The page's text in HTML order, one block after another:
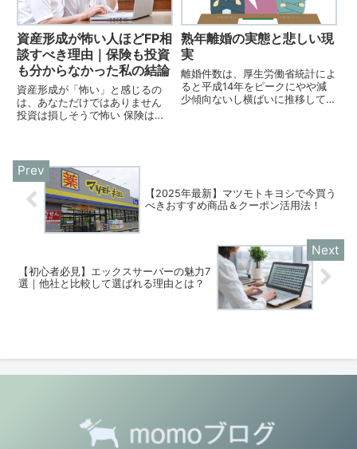
資産形成が怖い人ほどFP相
談すべき理由｜保険も投資
も分からなかった私の結論
資産形成が「怖い」と感じるの
は、あなただけではありません
投資は損しそうで怖い 保険は何
らない正直に言うと、これは数年
前の私自身です。「資産形成」と
い...
熟年離婚の実態と悲しい現
実
離婚件数は、厚生労働省統計によ
ると平成14年をピークにやや減
少傾向ないし横ばいに推移してい
【2025年最新】マツモトキヨシで今買う
べきおすすめ商品＆クーポン活用法！
【初心者必見】エックスサーバーの魅力7
選｜他社と比較して選ばれる理由とは？